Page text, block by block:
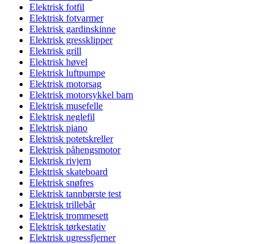
Elektrisk fotfil
Elektrisk fotvarmer
Elektrisk gardinskinne
Elektrisk gressklipper
Elektrisk grill
Elektrisk høvel
Elektrisk luftpumpe
Elektrisk motorsag
Elektrisk motorsykkel barn
Elektrisk musefelle
Elektrisk neglefil
Elektrisk piano
Elektrisk potetskreller
Elektrisk påhengsmotor
Elektrisk rivjern
Elektrisk skateboard
Elektrisk snøfres
Elektrisk tannbørste test
Elektrisk trillebår
Elektrisk trommesett
Elektrisk tørkestativ
Elektrisk ugressfjerner